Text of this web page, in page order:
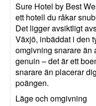
Sure Hotel by Best
ett hotell du råkar
Det ligger avsiktligt
Växjö, inbäddat i den
omgivning snarare än
genuin – det är ett
snarare än placerar
poängen.
Läge och omgivning